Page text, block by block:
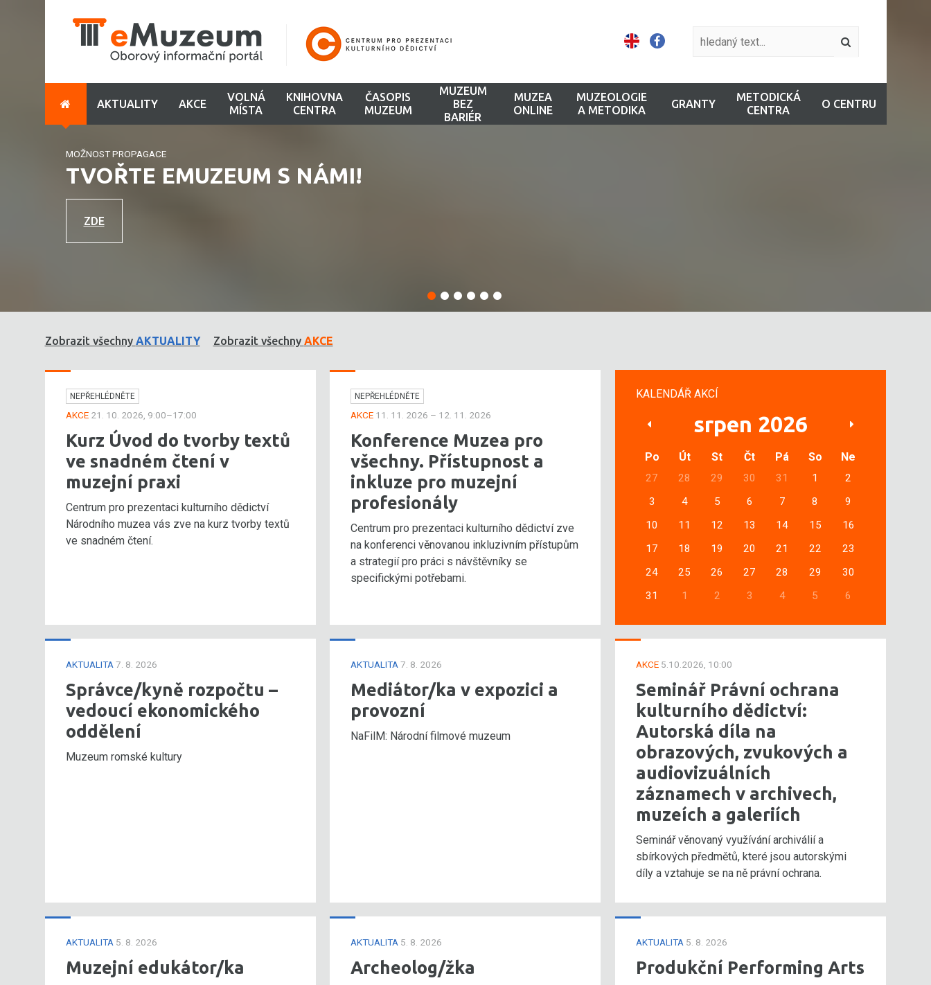
AKTUALITY AKCE
VOLNÁ
MÍSTA
KNIHOVNA
CENTRA
ČASOPIS
MUZEUM
MUZEUM
BEZ
BARIÉR
MUZEA
ONLINE
MUZEOLOGIE
A METODIKA
GRANTY
METODICKÁ
CENTRA
O CENTRU
MOŽNOST PROPAGACE
TVOŘTE EMUZEUM S NÁMI!
ZDE
Zobrazit všechny AKTUALITY Zobrazit všechny AKCE
NEPŘEHLÉDNĚTE
AKCE21. 10. 2026, 9:00–17:00
Kurz Úvod do tvorby textů
ve snadném čtení v
muzejní praxi
Centrum pro prezentaci kulturního dědictví
Národního muzea vás zve na kurz tvorby textů
ve snadném čtení.
NEPŘEHLÉDNĚTE
AKCE 11. 11. 2026 – 12. 11. 2026
Konference Muzea pro
všechny. Přístupnost a
inkluze pro muzejní
profesionály
Centrum pro prezentaci kulturního dědictví zve
na konferenci věnovanou inkluzivním přístupům
a strategií pro práci s návštěvníky se
specifickými potřebami.
AKTUALITA 7. 8. 2026
Správce/kyně rozpočtu –
vedoucí ekonomického
oddělení
Muzeum romské kultury
AKTUALITA 7. 8. 2026
Mediátor/ka v expozici a
provozní
NaFilM: Národní filmové muzeum
AKCE5.10.2026, 10:00
Seminář Právní ochrana
kulturního dědictví:
Autorská díla na
obrazových, zvukových a
audiovizuálních
záznamech v archivech,
muzeích a galeriích
Seminář věnovaný využívání archiválií a
sbírkových předmětů, které jsou autorskými
díly a vztahuje se na ně právní ochrana.
AKTUALITA 5. 8. 2026
Muzejní edukátor/ka
AKTUALITA 5. 8. 2026
Archeolog/žka
AKTUALITA 5. 8. 2026
Produkční Performing Arts
KALENDÁŘ AKCÍ
srpen 2026
Po Út St Čt Pá So Ne
27 28 29 30 31 1
2
3
4 5 6 7 8
9
10
11 12 13 14 15
16
17
18 19 20 21 22
23
24
25 26 27 28 29
30
31
1 2 3 4 5 6